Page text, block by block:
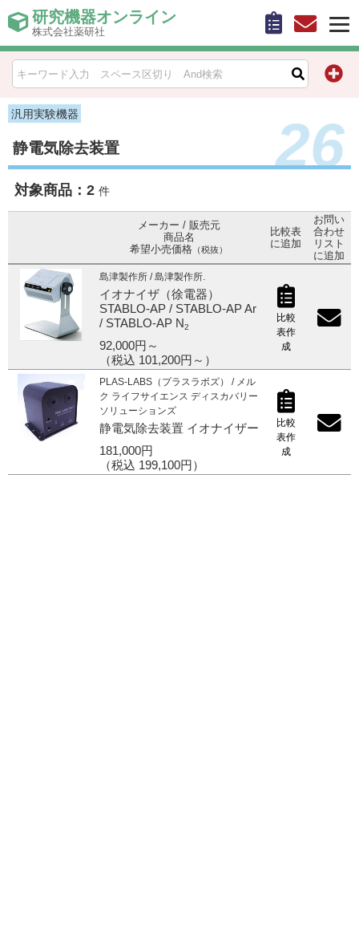
研究機器オンライン
株式会社薬研社
汎用実験機器
静電気除去装置 26
対象商品： 2 件
メーカー / 販売元
商品名
希望小売価格 （税抜）
比較表
に追加
お問い
合わせ
リスト
に追加
島津製作所 / 島津製作所.
イオナイザ（徐電器）
STABLO-AP / STABLO-AP Ar
/ STABLO-AP N2
92,000円～
（税込 101,200円～）
比較
表作
成
PLAS-LABS（プラスラボズ） / メル
ク ライフサイエンス ディスカバリー
ソリューションズ
静電気除去装置 イオナイザー
181,000円
（税込 199,100円）
比較
表作
成
HOME
比較表作成
お問い合わせ
お知らせ
機器キャンペーン情報一覧
カテゴリー一覧
メーカー別索引
ご利用ガイド
受託オンライン